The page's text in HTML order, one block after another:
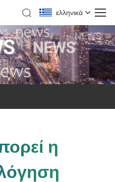
ελληνικά
η